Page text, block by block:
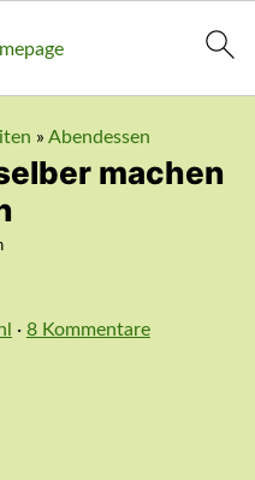
» Abendessen
machen
· 8 Kommentare